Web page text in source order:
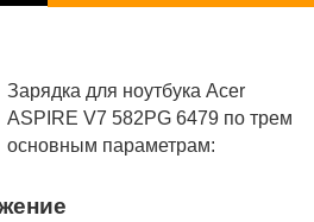
Зарядка для ноутбука Acer
ASPIRE V7 582PG 6479 по трем
основным параметрам: